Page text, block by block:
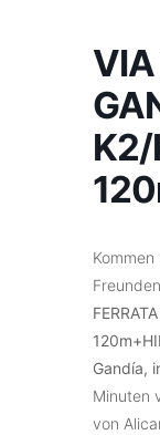
VIA
K2/
Gandía,
Minuten
von